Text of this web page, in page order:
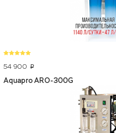
54 900 p
Aquapro ARO-300G